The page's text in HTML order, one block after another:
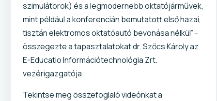
szimulátorok) és a legmodernebb oktatójárművek,
mint például a konferencián bemutatott első hazai,
tisztán elektromos oktatóautó bevonása nélkül” -
összegezte a tapasztalatokat dr. Szőcs Károly az
E-Educatio Információtechnológia Zrt.
vezérigazgatója.
Tekintse meg összefoglaló videónkat a